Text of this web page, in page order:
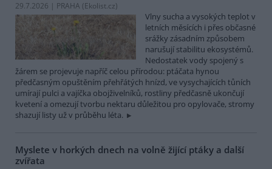
29.7.2026 | PRAHA (Ekolist.cz)
Vlny sucha a vysokých teplot v
letních měsících i přes občasné
srážky zásadním způsobem
narušují stabilitu ekosystémů.
Nedostatek vody spojený s
žárem se projevuje napříč celou přírodou: ptáčata hynou
předčasným opuštěním přehřátých hnízd, ve vysychajících tůních
umírají pulci a vajíčka obojživelníků, rostliny předčasně ukončují
kvetení a omezují tvorbu nektaru důležitou pro opylovače, stromy
shazují listy už v průběhu léta.
Myslete v horkých dnech na volně žijící ptáky a další
zvířata